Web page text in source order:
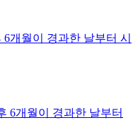
개월이 경과한 날부터 시
6개월이 경과한 날부터